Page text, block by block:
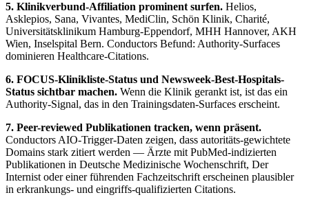
5. Klinikverbund-Affiliation prominent surfen. Helios,
Asklepios, Sana, Vivantes, MediClin, Schön Klinik, Charité,
Universitätsklinikum Hamburg-Eppendorf, MHH Hannover, AKH
Wien, Inselspital Bern. Conductors Befund: Authority-Surfaces
dominieren Healthcare-Citations.
6. FOCUS-Klinikliste-Status und Newsweek-Best-Hospitals-
Status sichtbar machen. Wenn die Klinik gerankt ist, ist das ein
Authority-Signal, das in den Trainingsdaten-Surfaces erscheint.
7. Peer-reviewed Publikationen tracken, wenn präsent.
Conductors AIO-Trigger-Daten zeigen, dass autoritäts-gewichtete
Domains stark zitiert werden — Ärzte mit PubMed-indizierten
Publikationen in Deutsche Medizinische Wochenschrift, Der
Internist oder einer führenden Fachzeitschrift erscheinen plausibler
in erkrankungs- und eingriffs-qualifizierten Citations.